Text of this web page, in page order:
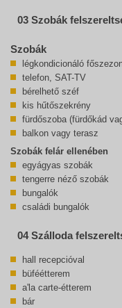
03 Szobák
Szobák
légkondicionáló
telefon, SAT-TV
bérelhető széf
kis hűtőszekrény
fürdőszoba (fürdőkád
balkon vagy terasz
Szobák felár ellenében
egyágyas szobák
tengerre néző szobák
bungalók
családi bungalók
04 Szálloda
hall recepcióval
büféétterem
a'la carte-étterem
bár